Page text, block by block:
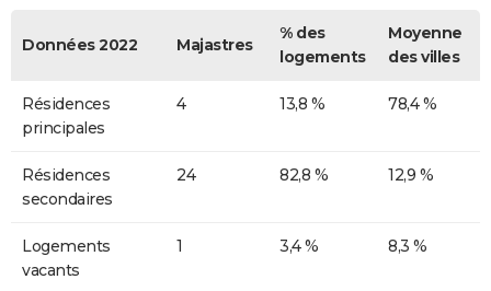
Données 2022 Majastres
% des
logements
Moyenne
des villes
Résidences
principales
4 13,8 % 78,4 %
Résidences
secondaires
24 82,8 % 12,9 %
Logements
vacants
1 3,4 % 8,3 %